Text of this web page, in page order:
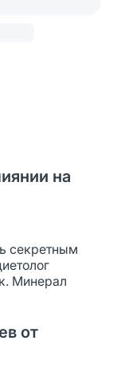
на
секретным
Минерал
от